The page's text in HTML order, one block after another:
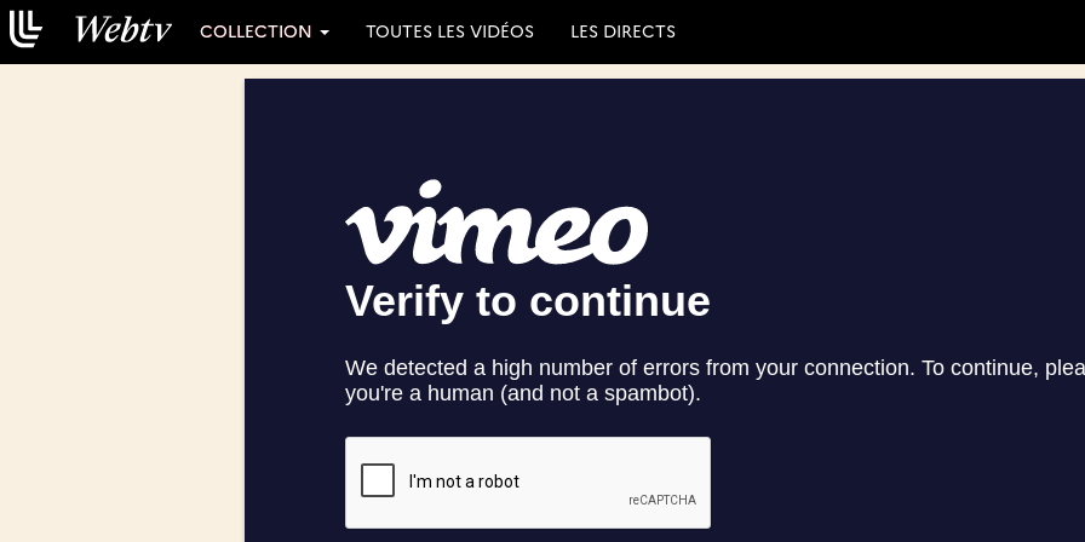
COLLECTION TOUTES LES VIDÉOS LES DIRECTS